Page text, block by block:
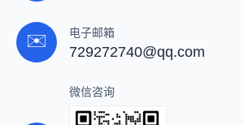
✉️ 电子邮箱
729272740@qq.com
微信咨询